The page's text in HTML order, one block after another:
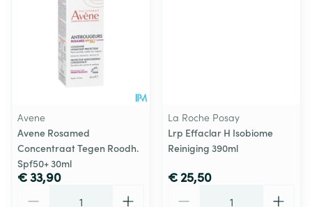
Avene
Avene Rosamed
Concentraat Tegen Roodh.
Spf50+ 30ml
€ 33,90
La Roche Posay
Lrp Effaclar H Isobiome
Reiniging 390ml
€ 25,50